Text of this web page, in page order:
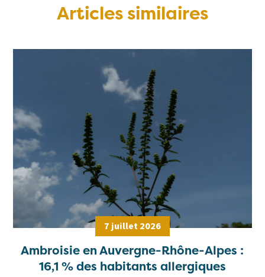
Articles similaires
7 juillet 2026
Ambroisie en Auvergne-Rhône-Alpes :
16,1 % des habitants allergiques